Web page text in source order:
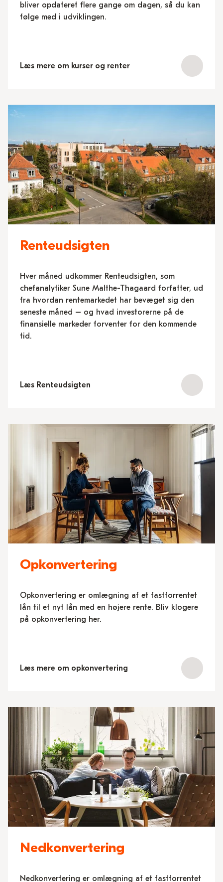
bliver opdateret flere gange om dagen, så du kan
følge med i udviklingen.
Læs mere om kurser og renter
Renteudsigten
Hver måned udkommer Renteudsigten, som
chefanalytiker Sune Malthe-Thagaard forfatter, ud
fra hvordan rentemarkedet har bevæget sig den
seneste måned – og hvad investorerne på de
finansielle markeder forventer for den kommende
tid.
Læs Renteudsigten
Opkonvertering
Opkonvertering er omlægning af et fastforrentet
lån til et nyt lån med en højere rente. Bliv klogere
på opkonvertering her.
Læs mere om opkonvertering
Nedkonvertering
Nedkonvertering er omlægning af et fastforrentet